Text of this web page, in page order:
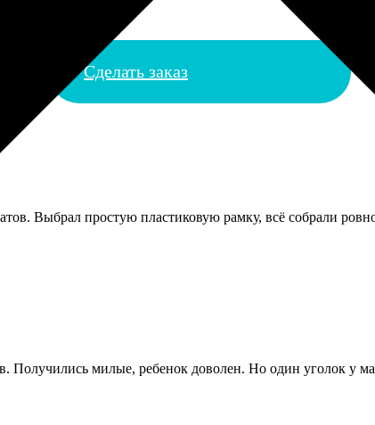
Сделать заказ
Выбрал простую пластиковую рамку, всё собрали
Получились милые, ребенок доволен. Но один уголок у